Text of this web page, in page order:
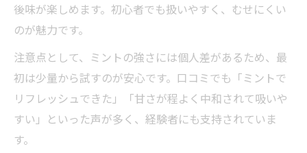
後味が楽しめます。初心者でも扱いやすく、むせにくい
のが魅力です。
注意点として、ミントの強さには個人差があるため、最
初は少量から試すのが安心です。口コミでも「ミントで
リフレッシュできた」「甘さが程よく中和されて吸いや
すい」といった声が多く、経験者にも支持されていま
す。